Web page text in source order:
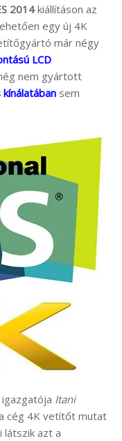
2014kiállításon az
egy új 4K
már négy
LCD
nem gyártott
sem
Itani
cég 4K vetítőt mutat
látszik azt a